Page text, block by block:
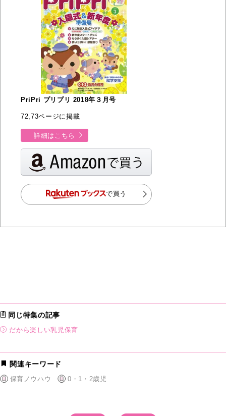
PriPri プリプリ 2018年３月号
72,73ページに掲載
詳細はこちら
で買う
同じ特集の記事
だから楽しい乳児保育
関連キーワード
保育ノウハウ 0・1・2歳児